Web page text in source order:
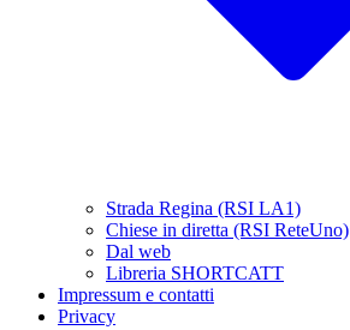
Strada Regina (RSI LA1)
Chiese in diretta (RSI ReteUno)
Dal web
Libreria SHORTCATT
Impressum e contatti
Privacy